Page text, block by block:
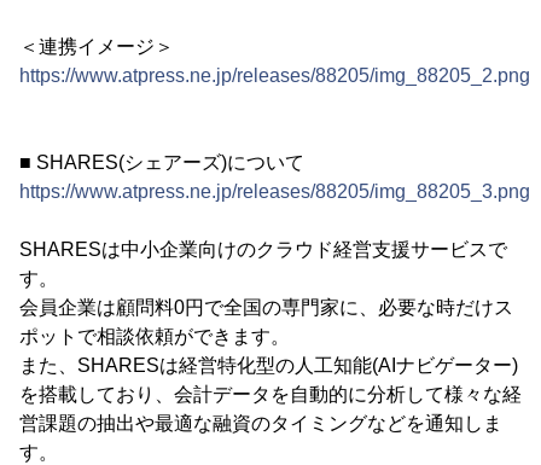
＜連携イメージ＞
https://www.atpress.ne.jp/releases/88205/img_88205_2.png
■ SHARES(シェアーズ)について
https://www.atpress.ne.jp/releases/88205/img_88205_3.png
SHARESは中小企業向けのクラウド経営支援サービスで
す。
会員企業は顧問料0円で全国の専門家に、必要な時だけス
ポットで相談依頼ができます。
また、SHARESは経営特化型の人工知能(AIナビゲーター)
を搭載しており、会計データを自動的に分析して様々な経
営課題の抽出や最適な融資のタイミングなどを通知しま
す。